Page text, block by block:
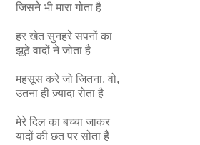
जिसने भी मारा गोता है
हर खेत सुनहरे सपनों का
झूठे वादों ने जोता है
महसूस करे जो जितना, वो,
उतना ही ज़्यादा रोता है
मेरे दिल का बच्चा जाकर
यादों की छत पर सोता है